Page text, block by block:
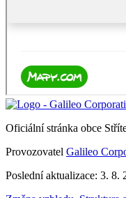
Oficiální stránka obce
Provozovatel Galileo
Poslední aktualizace: 3. 8.